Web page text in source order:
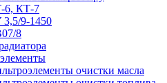
6, КТ-7
9-1450
8
очистки масла